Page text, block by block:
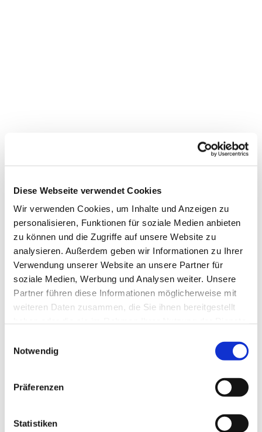
Diese Webseite verwendet Cookies
Wir verwenden Cookies, um Inhalte und Anzeigen zu
personalisieren, Funktionen für soziale Medien anbieten
zu können und die Zugriffe auf unsere Website zu
analysieren. Außerdem geben wir Informationen zu Ihrer
Verwendung unserer Website an unsere Partner für
soziale Medien, Werbung und Analysen weiter. Unsere
Partner führen diese Informationen möglicherweise mit
weiteren Daten zusammen, die Sie ihnen bereitgestellt
Notwendig
Präferenzen
Statistiken
Dies könnte Sie auch
interessieren